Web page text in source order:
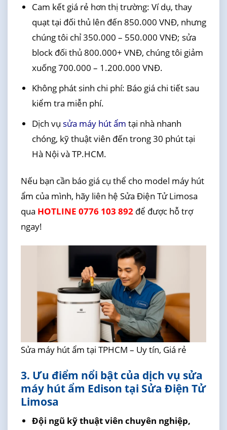
Cam kết giá rẻ hơn thị trường: Ví dụ, thay
quạt tại đối thủ lên đến 850.000 VNĐ, nhưng
chúng tôi chỉ 350.000 – 550.000 VNĐ; sửa
block đối thủ 800.000+ VNĐ, chúng tôi giảm
xuống 700.000 – 1.200.000 VNĐ.
Không phát sinh chi phí: Báo giá chi tiết sau
kiểm tra miễn phí.
Dịch vụ sửa máy hút ẩm tại nhà nhanh
chóng, kỹ thuật viên đến trong 30 phút tại
Hà Nội và TP.HCM.
Nếu bạn cần báo giá cụ thể cho model máy hút
ẩm của mình, hãy liên hệ Sửa Điện Tử Limosa
qua HOTLINE 0776 103 892để được hỗ trợ
ngay!
Sửa máy hút ẩm tại TPHCM – Uy tín, Giá rẻ
3. Ưu điểm nổi bật của dịch vụ sửa
máy hút ẩm Edison tại Sửa Điện Tử
Limosa
Đội ngũ kỹ thuật viên chuyên nghiệp,